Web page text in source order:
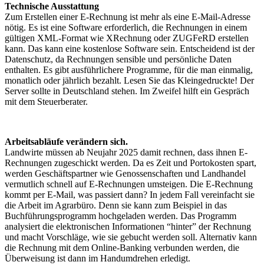
Technische Ausstattung
Zum Erstellen einer E-Rechnung ist mehr als eine E-Mail-Adresse
nötig. Es ist eine Software erforderlich, die Rechnungen in einem
gültigen XML-Format wie XRechnung oder ZUGFeRD erstellen
kann. Das kann eine kostenlose Software sein. Entscheidend ist der
Datenschutz, da Rechnungen sensible und persönliche Daten
enthalten. Es gibt ausführlichere Programme, für die man einmalig,
monatlich oder jährlich bezahlt. Lesen Sie das Kleingedruckte! Der
Server sollte in Deutschland stehen. Im Zweifel hilft ein Gespräch
mit dem Steuerberater.
Arbeitsabläufe verändern sich.
Landwirte müssen ab Neujahr 2025 damit rechnen, dass ihnen E-
Rechnungen zugeschickt werden. Da es Zeit und Portokosten spart,
werden Geschäftspartner wie Genossenschaften und Landhandel
vermutlich schnell auf E-Rechnungen umsteigen. Die E-Rechnung
kommt per E-Mail, was passiert dann? In jedem Fall vereinfacht sie
die Arbeit im Agrarbüro. Denn sie kann zum Beispiel in das
Buchführungsprogramm hochgeladen werden. Das Programm
analysiert die elektronischen Informationen “hinter” der Rechnung
und macht Vorschläge, wie sie gebucht werden soll. Alternativ kann
die Rechnung mit dem Online-Banking verbunden werden, die
Überweisung ist dann im Handumdrehen erledigt.